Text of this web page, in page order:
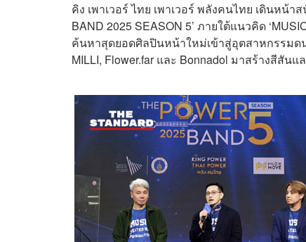
คิง เพาเวอร์ ไทย เพาเวอร์ พลังคนไทย เดินหน้
BAND 2025 SEASON 5’ ภายใต้แนวคิด
ค้นหาสุดยอดศิลปินหน้าใหม่เข้าสู่อุตสาหกรรมด
MILLI, Flower.far และ Bonnadol มาสร้างสีสัน